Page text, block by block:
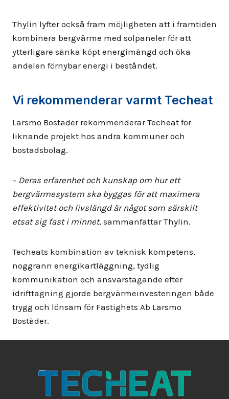
Thylin lyfter också fram möjligheten att i framtiden
kombinera bergvärme med solpaneler för att
ytterligare sänka köpt energimängd och öka
andelen förnybar energi i beståndet.
Vi rekommenderar varmt Techeat
Larsmo Bostäder rekommenderar Techeat för
liknande projekt hos andra kommuner och
bostadsbolag.
– Deras erfarenhet och kunskap om hur ett
bergvärmesystem ska byggas för att maximera
effektivitet och livslängd är något som särskilt
etsat sig fast i minnet, sammanfattar Thylin.
Techeats kombination av teknisk kompetens,
noggrann energikartläggning, tydlig
kommunikation och ansvarstagande efter
idrifttagning gjorde bergvärmeinvesteringen både
trygg och lönsam för Fastighets Ab Larsmo
Bostäder.